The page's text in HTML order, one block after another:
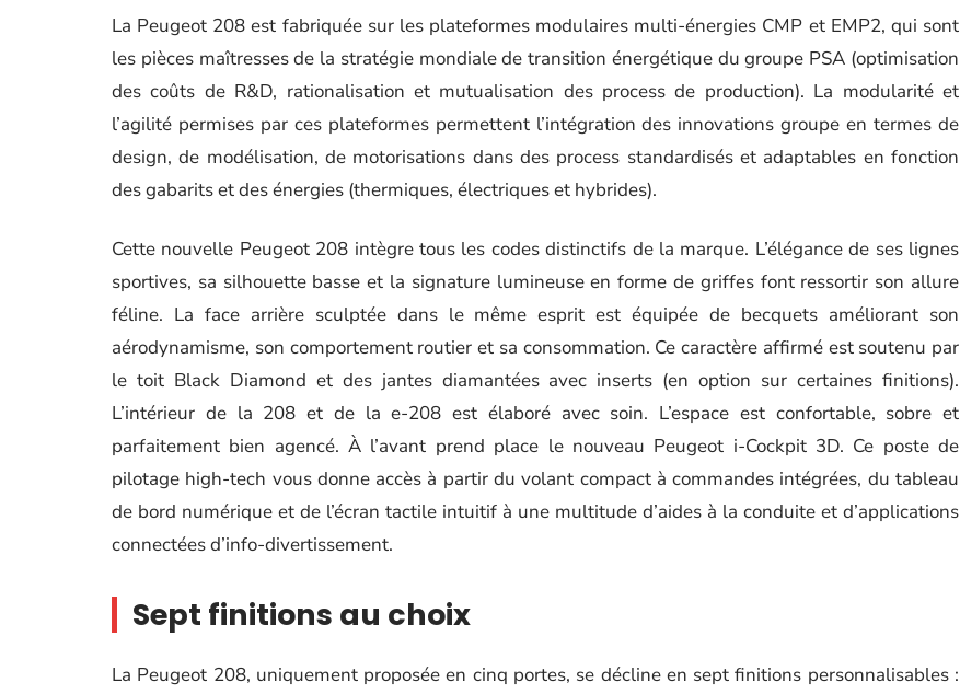
La Peugeot 208 est fabriquée sur les plateformes modulaires multi-énergies CMP et EMP2, qui sont
les pièces maîtresses de la stratégie mondiale de transition énergétique du groupe PSA (optimisation
des coûts de R&D, rationalisation et mutualisation des process de production). La modularité et
l’agilité permises par ces plateformes permettent l’intégration des innovations groupe en termes de
design, de modélisation, de motorisations dans des process standardisés et adaptables en fonction
des gabarits et des énergies (thermiques, électriques et hybrides).
Cette nouvelle Peugeot 208 intègre tous les codes distinctifs de la marque. L’élégance de ses lignes
sportives, sa silhouette basse et la signature lumineuse en forme de griffes font ressortir son allure
féline. La face arrière sculptée dans le même esprit est équipée de becquets améliorant son
aérodynamisme, son comportement routier et sa consommation. Ce caractère affirmé est soutenu par
le toit Black Diamond et des jantes diamantées avec inserts (en option sur certaines finitions).
L’intérieur de la 208 et de la e-208 est élaboré avec soin. L’espace est confortable, sobre et
parfaitement bien agencé. À l’avant prend place le nouveau Peugeot i-Cockpit 3D. Ce poste de
pilotage high-tech vous donne accès à partir du volant compact à commandes intégrées, du tableau
de bord numérique et de l’écran tactile intuitif à une multitude d’aides à la conduite et d’applications
connectées d’info-divertissement.
Sept finitions au choix
La Peugeot 208, uniquement proposée en cinq portes, se décline en sept finitions personnalisables :